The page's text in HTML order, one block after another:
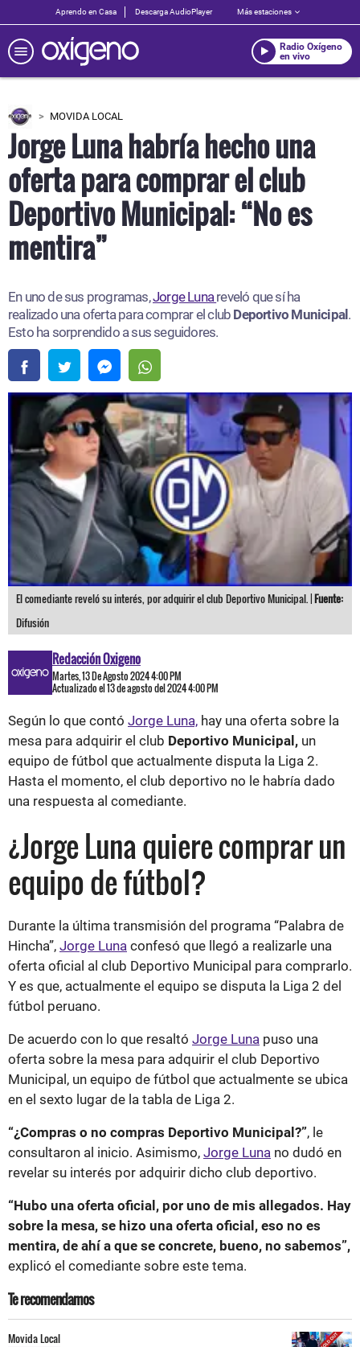
Aprendo en Casa Descarga AudioPlayer Más estaciones
Radio Oxígeno
en vivo
MOVIDA LOCAL
Jorge Luna habría hecho una
oferta para comprar el club
Deportivo Municipal: “No es
mentira”
En uno de sus programas,Jorge Lunareveló que sí ha
realizado una oferta para comprar el club Deportivo Municipal .
Esto ha sorprendido a sus seguidores.
El comediante reveló su interés, por adquirir el club Deportivo Municipal. |Fuente:
Difusión
Redacción Oxigeno
Martes, 13 De Agosto 2024 4:00 PM
Actualizado el 13 de agosto del 2024 4:00 PM
Según lo que contó Jorge Luna, hay una oferta sobre la
mesa para adquirir el club Deportivo Municipal, un
equipo de fútbol que actualmente disputa la Liga 2.
Hasta el momento, el club deportivo no le habría dado
una respuesta al comediante.
¿Jorge Luna quiere comprar un
equipo de fútbol?
Durante la última transmisión del programa “Palabra de
Hincha”, Jorge Luna confesó que llegó a realizarle una
oferta oficial al club Deportivo Municipal para comprarlo.
Y es que, actualmente el equipo se disputa la Liga 2 del
fútbol peruano.
De acuerdo con lo que resaltó Jorge Luna puso una
oferta sobre la mesa para adquirir el club Deportivo
Municipal, un equipo de fútbol que actualmente se ubica
en el sexto lugar de la tabla de Liga 2.
“¿Compras o no compras Deportivo Municipal?”, le
consultaron al inicio. Asimismo, Jorge Luna no dudó en
revelar su interés por adquirir dicho club deportivo.
“Hubo una oferta oficial, por uno de mis allegados. Hay
sobre la mesa, se hizo una oferta oficial, eso no es
mentira, de ahí a que se concrete, bueno, no sabemos”,
explicó el comediante sobre este tema.
Te recomendamos
Movida Local